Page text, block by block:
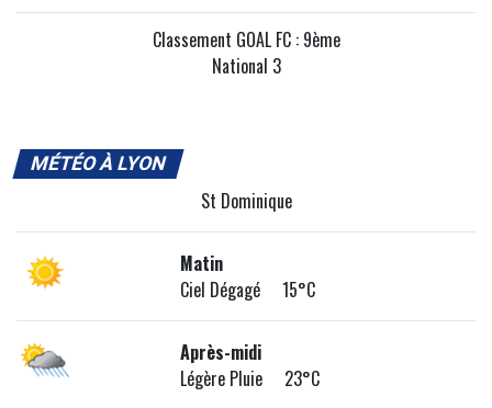
Classement GOAL FC : 9ème
National 3
MÉTÉO À LYON
St Dominique
Matin
Ciel Dégagé 15°C
Après-midi
Légère Pluie 23°C